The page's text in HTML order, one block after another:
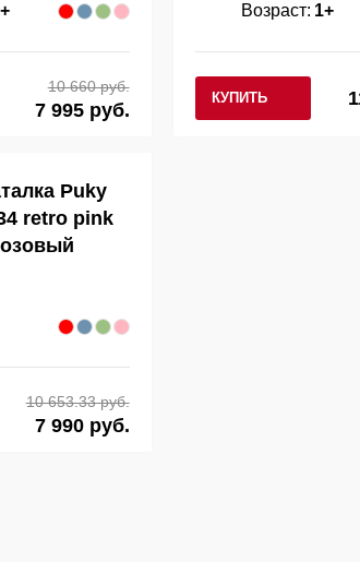
10 660 руб.
7 995 руб.
Возраст: 1+
КУПИТЬ
Puky
retro pink
10 653.33 руб.
7 990 руб.